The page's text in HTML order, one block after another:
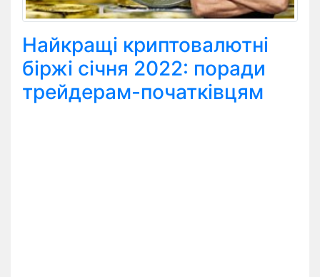
Найкращі криптовалютні
біржі січня 2022: поради
трейдерам-початківцям